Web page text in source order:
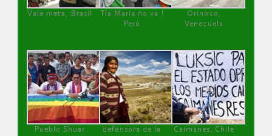
Vale mata, Brasil
Tía María no va !
Perú
Orinoco,
Venezuela
Pueblo Shuar
defensora de la
Caimanes, Chile